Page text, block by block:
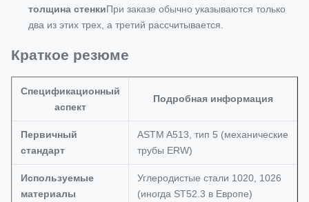
толщина стенкиПри заказе обычно указываются только
два из этих трех, а третий рассчитывается.
Краткое резюме
Спецификационный
аспект
Подробная информация
Первичный
стандарт
ASTM A513, тип 5 (механические
трубы ERW)
Используемые
материалы
Углеродистые стали 1020, 1026
(иногда ST52.3 в Европе)